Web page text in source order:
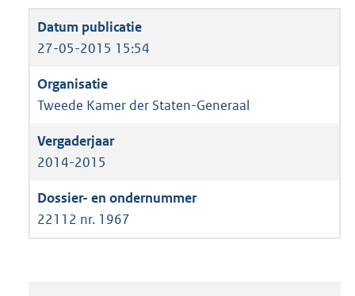
27-05-2015 15:54
Tweede Kamer der Staten-Generaal
2014-2015
22112 nr. 1967